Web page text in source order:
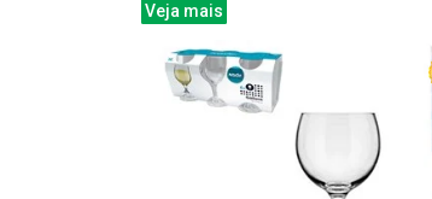
Veja mais